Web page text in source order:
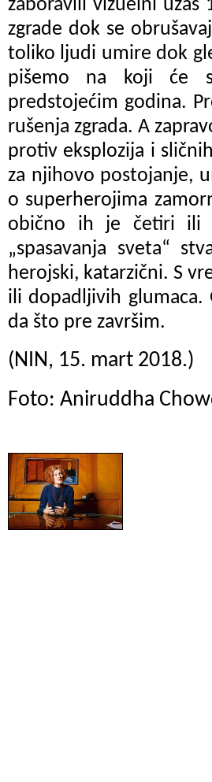
zaboravili vizuelni
zgrade dok se
toliko ljudi umire dok
pišemo na koji će
predstojećim godina.
rušenja zgrada. A
protiv eksplozija i
za njihovo postojanje,
o superherojima
obično ih je četiri ili
„spasavanja sveta“
herojski, katarzični. S
ili dopadljivih glumaca.
da što pre završim.
(NIN, 15. mart 2018.)
Foto: Aniruddha